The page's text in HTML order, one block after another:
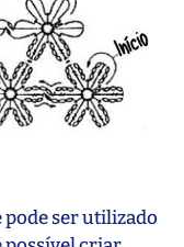
pode ser utilizado